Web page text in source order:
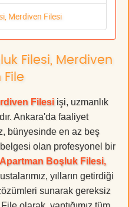
Merdiven Filesi
Filesi, Merdiven
File
Filesi işi, uzmanlık
Ankara'da faaliyet
bünyesinde en az beş
belgesi olan profesyonel bir
Apartman Boşluk Filesi,
yılların getirdiği
sunarak gereksiz